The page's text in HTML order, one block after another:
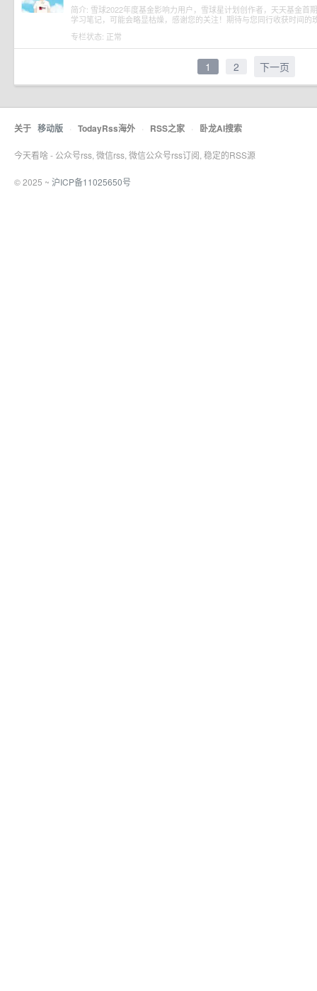
简介: 雪球2022年度基金影响力用户，雪球星计划创作者，天天基金首
学习笔记，可能会略显枯燥，感谢您的关注！期待与您同行收获时间的
专栏状态: 正常
1 2 下一页
关于 移动版 · TodayRss海外 · RSS之家 · 卧龙AI搜索
今天看啥 - 公众号rss, 微信rss, 微信公众号rss订阅, 稳定的RSS源
© 2025 ~ 沪ICP备11025650号